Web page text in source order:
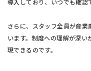
さらに、スタッフ全員が産
います。制度への理解が深
現できるのです。